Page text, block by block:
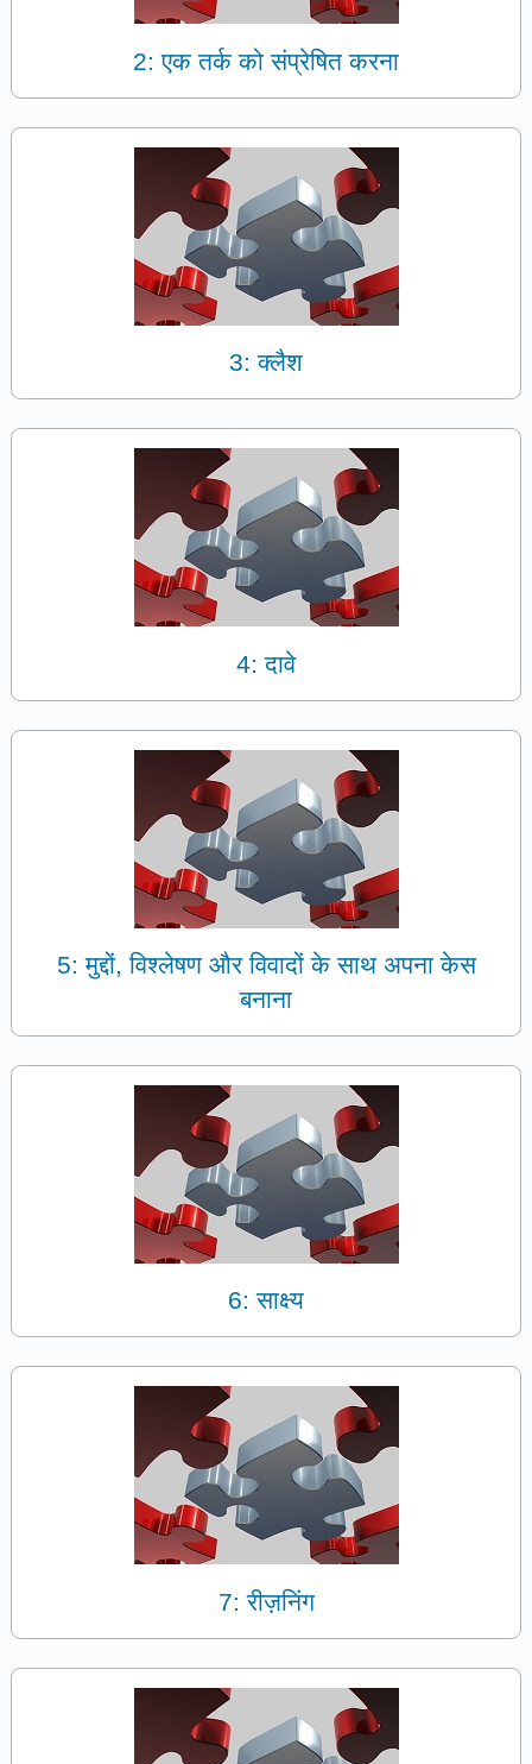
2: एक तर्क को संप्रेषित करना
3: क्लैश
4: दावे
5: मुद्दों, विश्लेषण और विवादों के साथ अपना केस
बनाना
6: साक्ष्य
7: रीज़निंग